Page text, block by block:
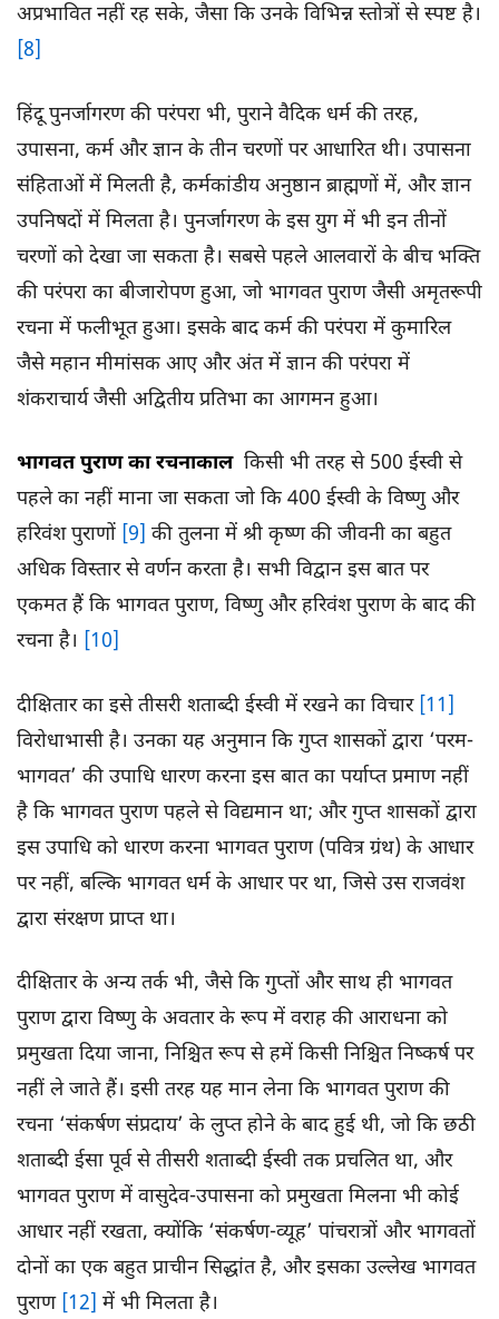
अप्रभावित नहीं रह सके, जैसा कि उनके विभिन्न स्तोत्रों से स्पष्ट है।
[8]
हिंदू पुनर्जागरण की परंपरा भी, पुराने वैदिक धर्म की तरह,
उपासना, कर्म और ज्ञान के तीन चरणों पर आधारित थी। उपासना
संहिताओं में मिलती है, कर्मकांडीय अनुष्ठान ब्राह्मणों में, और ज्ञान
उपनिषदों में मिलता है। पुनर्जागरण के इस युग में भी इन तीनों
चरणों को देखा जा सकता है। सबसे पहले आलवारों के बीच भक्ति
की परंपरा का बीजारोपण हुआ, जो भागवत पुराण जैसी अमृतरूपी
रचना में फलीभूत हुआ। इसके बाद कर्म की परंपरा में कुमारिल
जैसे महान मीमांसक आए और अंत में ज्ञान की परंपरा में
शंकराचार्य जैसी अद्वितीय प्रतिभा का आगमन हुआ।
भागवत पुराण का रचनाकाल किसी भी तरह से 500 ईस्वी से
पहले का नहीं माना जा सकता जो कि 400 ईस्वी के विष्णु और
हरिवंश पुराणों [9] की तुलना में श्री कृष्ण की जीवनी का बहुत
अधिक विस्तार से वर्णन करता है। सभी विद्वान इस बात पर
एकमत हैं कि भागवत पुराण, विष्णु और हरिवंश पुराण के बाद की
रचना है।
[10]
दीक्षितार का इसे तीसरी शताब्दी ईस्वी में रखने का विचार [11]
विरोधाभासी है। उनका यह अनुमान कि गुप्त शासकों द्वारा ‘परम-
भागवत’ की उपाधि धारण करना इस बात का पर्याप्त प्रमाण नहीं
है कि भागवत पुराण पहले से विद्यमान था; और गुप्त शासकों द्वारा
इस उपाधि को धारण करना भागवत पुराण (पवित्र ग्रंथ) के आधार
पर नहीं, बल्कि भागवत धर्म के आधार पर था, जिसे उस राजवंश
द्वारा संरक्षण प्राप्त था।
दीक्षितार के अन्य तर्क भी, जैसे कि गुप्तों और साथ ही भागवत
पुराण द्वारा विष्णु के अवतार के रूप में वराह की आराधना को
प्रमुखता दिया जाना, निश्चित रूप से हमें किसी निश्चित निष्कर्ष पर
नहीं ले जाते हैं। इसी तरह यह मान लेना कि भागवत पुराण की
रचना ‘संकर्षण संप्रदाय’ के लुप्त होने के बाद हुई थी, जो कि छठी
शताब्दी ईसा पूर्व से तीसरी शताब्दी ईस्वी तक प्रचलित था, और
भागवत पुराण में वासुदेव-उपासना को प्रमुखता मिलना भी कोई
आधार नहीं रखता, क्योंकि ‘संकर्षण-व्यूह’ पांचरात्रों और भागवतों
दोनों का एक बहुत प्राचीन सिद्धांत है, और इसका उल्लेख भागवत
पुराण [12] में भी मिलता है।